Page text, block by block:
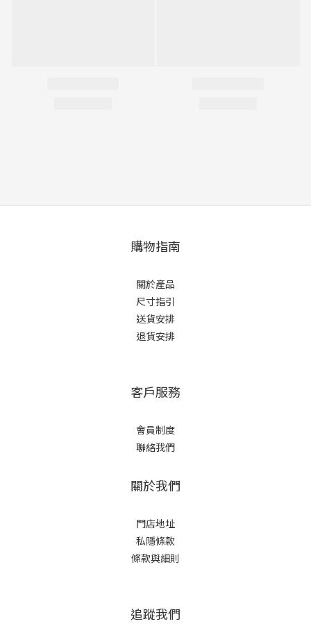
購物指南
關於產品
尺寸指引
送貨安排
退貨安排
客戶服務
會員制度
聯絡我們
關於我們
門店地址
私隱條款
條款與細則
追蹤我們